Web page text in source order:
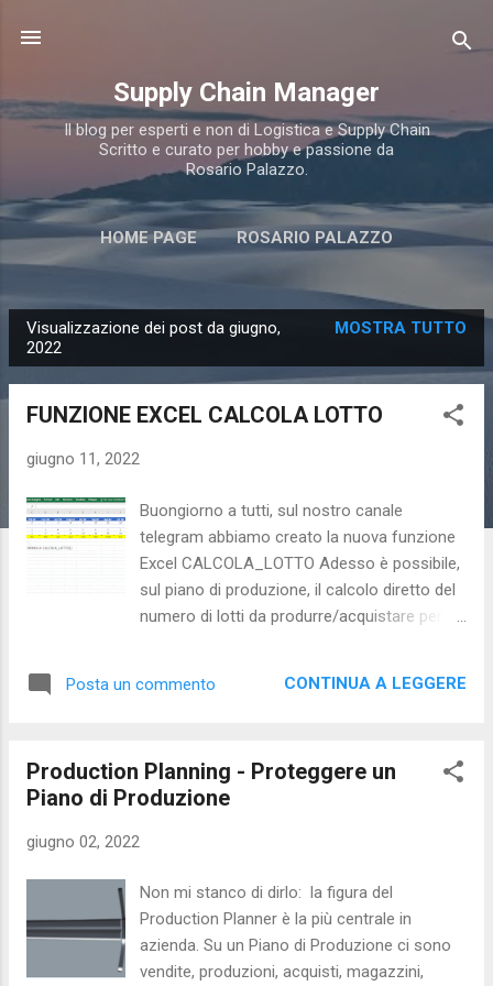
Supply Chain Manager
Il blog per esperti e non di Logistica e Supply Chain
Scritto e curato per hobby e passione da
Rosario Palazzo.
HOME PAGE ROSARIO PALAZZO
CANALE TELEGRAM
o
Visualizzazione dei post da giugno,
2022
MOSTRA TUTTO
FUNZIONE EXCEL CALCOLA LOTTO
giugno 11, 2022
Buongiorno a tutti, sul nostro canale
telegram abbiamo creato la nuova funzione
Excel CALCOLA_LOTTO Adesso è possibile,
sul piano di produzione, il calcolo diretto del
numero di lotti da produrre/acquistare per
disponibili sul nostro canale Telegram .
semplicemente se vi piace. Buon Sabato !
Posta un commento CONTINUA A LEGGERE
Production Planning - Proteggere un
Piano di Produzione
giugno 02, 2022
Non mi stanco di dirlo: la figura del
Production Planner è la più centrale in
azienda. Su un Piano di Produzione ci sono
vendite, produzioni, acquisti, magazzini,